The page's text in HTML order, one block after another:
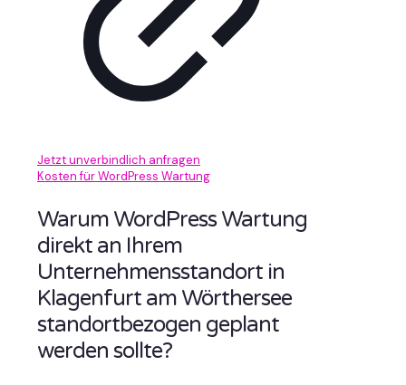
Jetzt unverbindlich anfragen
Kosten für WordPress Wartung
Warum WordPress Wartung
direkt an Ihrem
Unternehmensstandort in
Klagenfurt am Wörthersee
standortbezogen geplant
werden sollte?